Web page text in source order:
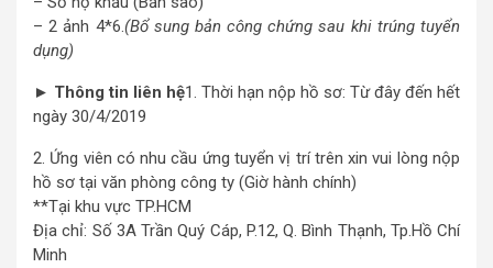
– 2 ảnh 4*6.(Bổ sung bản công chứng sau khi trúng tuyển
dụng)
► Thông tin liên hệ1. Thời hạn nộp hồ sơ: Từ đây đến hết
ngày 30/4/2019
2. Ứng viên có nhu cầu ứng tuyển vị trí trên xin vui lòng nộp
hồ sơ tại văn phòng công ty (Giờ hành chính)
**Tại khu vực TP.HCM
Địa chỉ: Số 3A Trần Quý Cáp, P.12, Q. Bình Thạnh, Tp.Hồ Chí
Minh